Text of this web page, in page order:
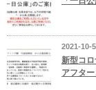
2021-10-5
新型コ
アフタ